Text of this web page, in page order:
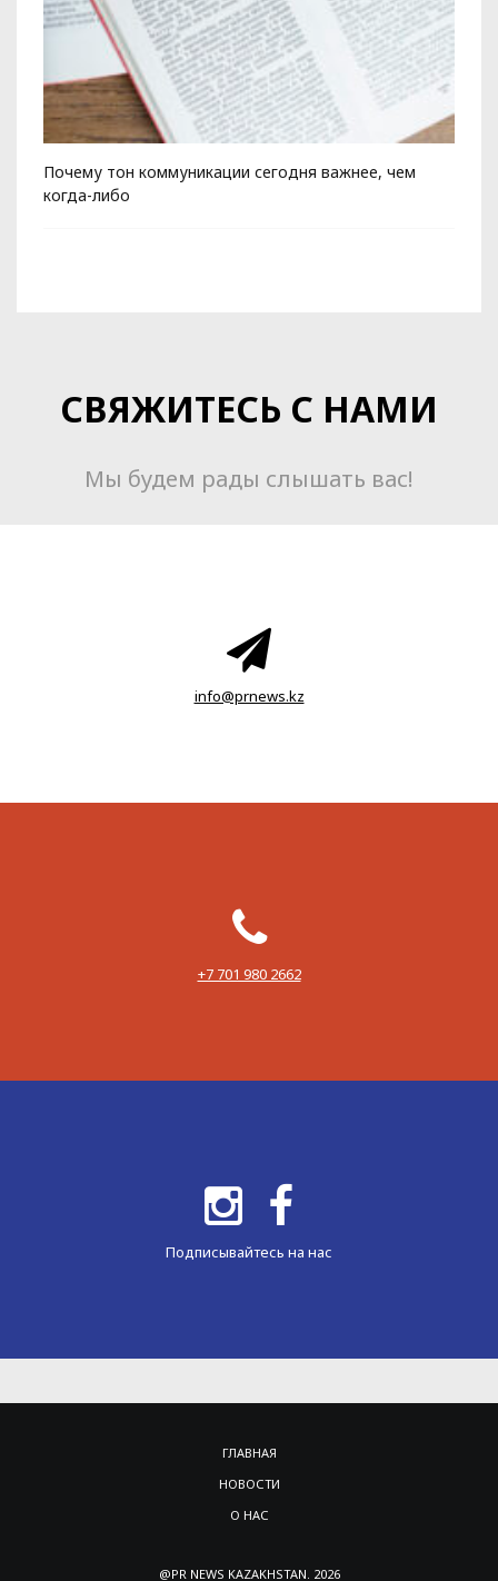
Почему тон коммуникации сегодня важнее, чем
когда-либо
СВЯЖИТЕСЬ С НАМИ
Мы будем рады слышать вас!
info@prnews.kz
‪+7 701 980 2662‬
Подписывайтесь на нас
ГЛАВНАЯ
НОВОСТИ
О НАС
@PR NEWS KAZAKHSTAN. 2026